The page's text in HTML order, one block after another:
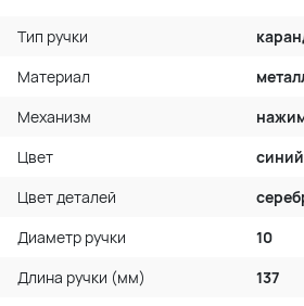
Тип ручки
Материал
Механизм
Цвет
синий
Цвет деталей
Диаметр ручки
10
Длина ручки (мм)
137